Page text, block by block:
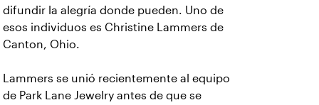
difundir la alegría donde pueden. Uno de
esos individuos es Christine Lammers de
Canton, Ohio.
Lammers se unió recientemente al equipo
de Park Lane Jewelry antes de que se